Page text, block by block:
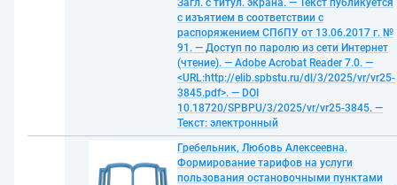
Загл. с титул. экрана. — Текст публикуется
с изъятием в соответствии с
распоряжением СПбПУ от 13.06.2017 г. №
91. — Доступ по паролю из сети Интернет
(чтение). — Adobe Acrobat Reader 7.0. —
<URL:http://elib.spbstu.ru/dl/3/2025/vr/vr25-
3845.pdf>. — DOI
10.18720/SPBPU/3/2025/vr/vr25-3845. —
Текст: электронный
Гребельник, Любовь Алексеевна.
Формирование тарифов на услуги
пользования остановочными пунктами